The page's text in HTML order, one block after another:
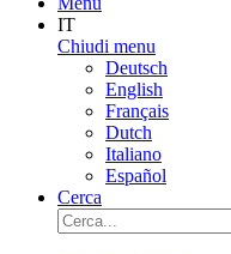
IT
Chiudi menu
Deutsch
English
Français
Dutch
Italiano
Español
Cerca